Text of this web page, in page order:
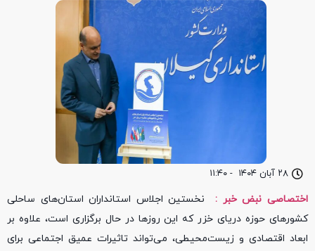
۲۸ آبان ۱۴۰۴ - ۱۱:۴۰
اختصاصی نبض خبر :
نخستین اجلاس استانداران استان‌های ساحلی
کشورهای حوزه دریای خزر که این روزها در حال برگزاری است، علاوه بر
ابعاد اقتصادی و زیست‌محیطی، می‌تواند تاثیرات عمیق اجتماعی برای